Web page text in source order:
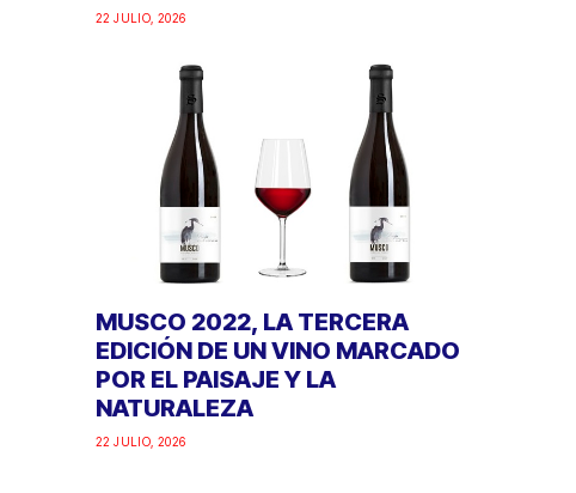
22 JULIO, 2026
MUSCO 2022, LA TERCERA
EDICIÓN DE UN VINO MARCADO
POR EL PAISAJE Y LA
NATURALEZA
22 JULIO, 2026